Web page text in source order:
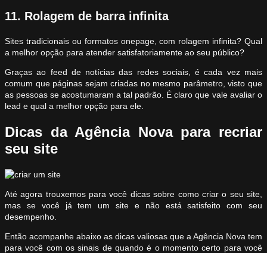
11. Rolagem de barra infinita
Sites tradicionais ou formatos onepage, com rolagem infinita? Qual
a melhor opção para atender satisfatoriamente ao seu público?
Graças ao feed de notícias das redes sociais, é cada vez mais
comum que páginas sejam criadas no mesmo parâmetro, visto que
as pessoas se acostumaram a tal padrão. É claro que vale avaliar o
lead e qual a melhor opção para ele.
Dicas da Agência Nova para recriar
seu site
Até agora trouxemos para você dicas sobre como criar o seu site,
mas se você já tem um site e não está satisfeito com seu
desempenho.
Então acompanhe abaixo as dicas valiosas que a Agência Nova tem
para você com os sinais de quando é o momento certo para você